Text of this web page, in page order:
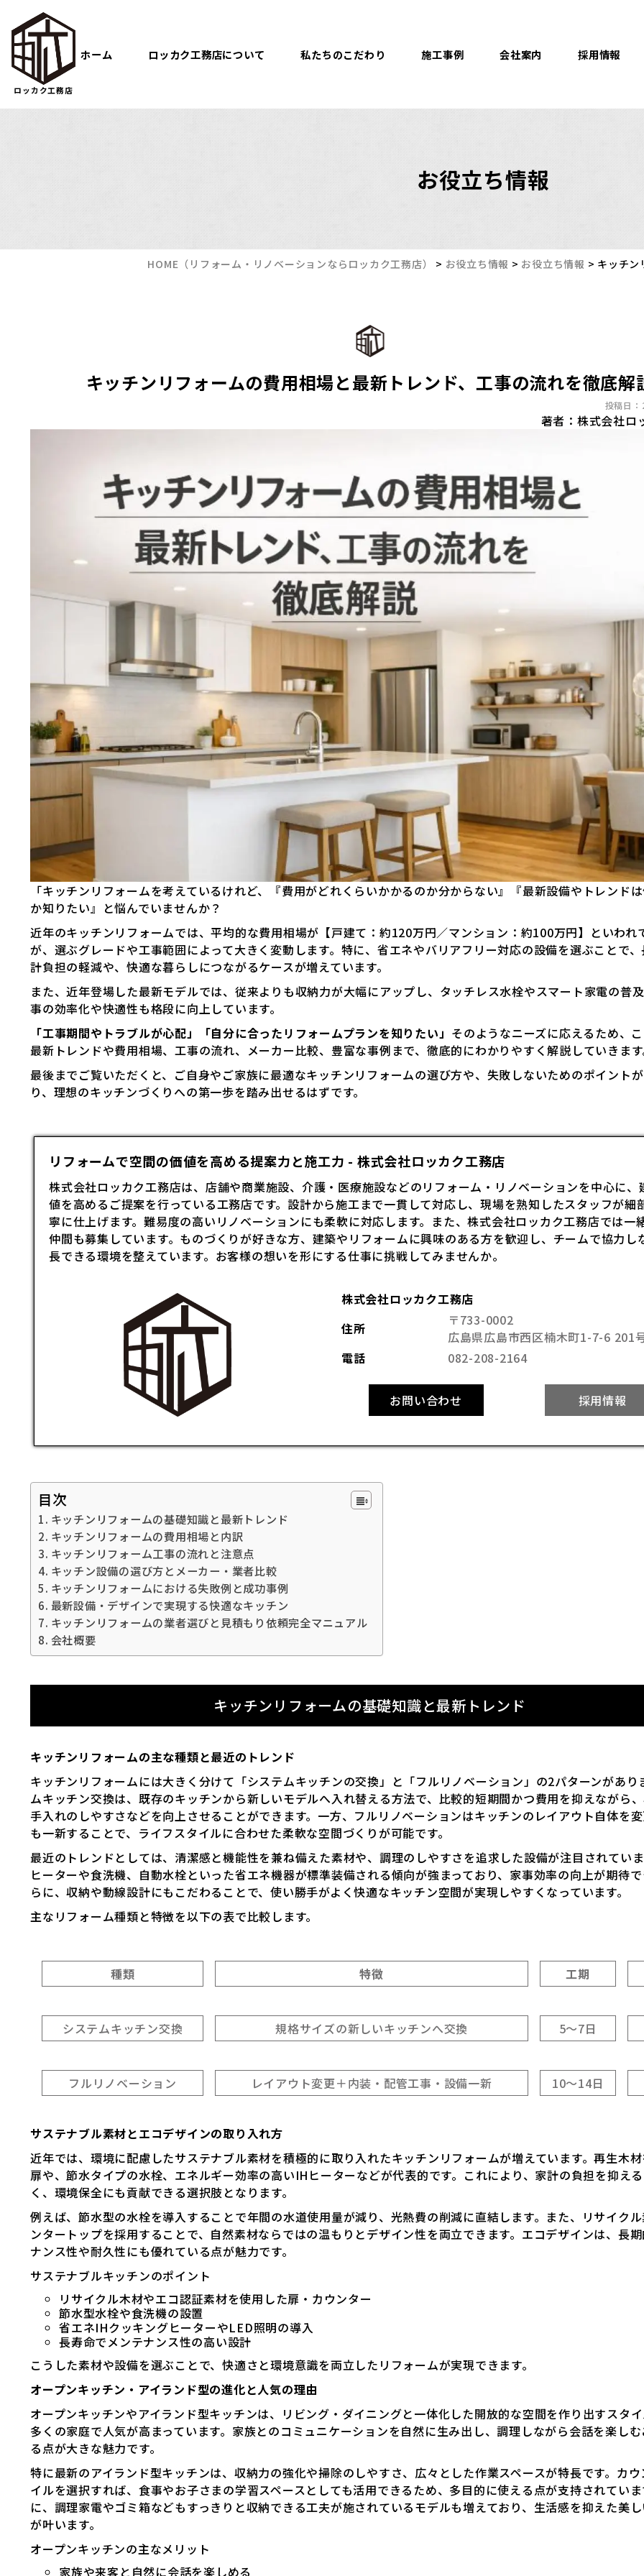
ロッカク工務店
ホーム ロッカク工務店について 私たちのこだわり 施工事例 会社案内 採用情報
お役立ち情報
HOME （リフォーム・リノベーションならロッカク工務店） > お役立ち情報 > お役立ち情報 > キッチン
キッチンリフォームの費用相場と最新トレンド、工事の流れを徹底解
投稿日
著者：株式会社ロ
「キッチンリフォームを考えているけれど、『費用がどれくらいかかるのか分からない』『最新設備やトレンド
か知りたい』と悩んでいませんか？
近年のキッチンリフォームでは、平均的な費用相場が【戸建て：約120万円／マンション：約100万円】といわれ
が、選ぶグレードや工事範囲によって大きく変動します。特に、省エネやバリアフリー対応の設備を選ぶことで
計負担の軽減や、快適な暮らしにつながるケースが増えています。
また、近年登場した最新モデルでは、従来よりも収納力が大幅にアップし、タッチレス水栓やスマート家電の普
事の効率化や快適性も格段に向上しています。
「工事期間やトラブルが心配」「自分に合ったリフォームプランを知りたい」 ――そのようなニーズに応えるため、
最新トレンドや費用相場、工事の流れ、メーカー比較、豊富な事例まで、徹底的にわかりやすく解説していきま
最後までご覧いただくと、ご自身やご家族に最適なキッチンリフォームの選び方や、失敗しないためのポイント
り、理想のキッチンづくりへの第一歩を踏み出せるはずです。
リフォームで空間の価値を高める提案力と施工力 - 株式会社ロッカク工務店
株式会社ロッカク工務店は、店舗や商業施設、介護・医療施設などのリフォーム ・リノベーションを中心に、
値を高めるご提案を行っている工務店です。設計から施工まで一貫して対応し、現場を熟知したスタッフが細
寧に仕上げます。難易度の高いリノベーションにも柔軟に対応します。また、株式会社ロッカク工務店では一
仲間も募集しています。ものづくりが好きな方、建築やリフォームに興味のある方を歓迎し、チームで協力し
長できる環境を整えています。お客様の想いを形にする仕事に挑戦してみませんか。
株式会社ロッカク工務店
住所
〒733-0002
広島県広島市西区楠木町1-7-6 201
電話
082-208-2164
お問い合わせ 採用情報
目次
キッチンリフォームの基礎知識と最新トレンド
キッチンリフォームの費用相場と内訳
キッチンリフォーム工事の流れと注意点
キッチン設備の選び方とメーカー・業者比較
キッチンリフォームにおける失敗例と成功事例
最新設備・デザインで実現する快適なキッチン
キッチンリフォームの業者選びと見積もり依頼完全マニュアル
会社概要
キッチンリフォームの基礎知識と最新トレンド
キッチンリフォームの主な種類と最近のトレンド
キッチンリフォームには大きく分けて「システムキッチンの交換」と「フルリノベーション」の2パターンがあり
ムキッチン交換は、既存のキッチンから新しいモデルへ入れ替える方法で、比較的短期間かつ費用を抑えながら
手入れのしやすさなどを向上させることができます。一方、フルリノベーションはキッチンのレイアウト自体を
も一新することで、ライフスタイルに合わせた柔軟な空間づくりが可能です。
最近のトレンドとしては、清潔感と機能性を兼ね備えた素材や、調理のしやすさを追求した設備が注目されてい
ヒーターや食洗機、自動水栓といった省エネ機器が標準装備される傾向が強まっており、家事効率の向上が期待
らに、収納や動線設計にもこだわることで、使い勝手がよく快適なキッチン空間が実現しやすくなっています。
主なリフォーム種類と特徴を以下の表で比較します。
種類 特徴 工期
システムキッチン交換 規格サイズの新しいキッチンへ交換 5～7日
フルリノベーション レイアウト変更＋内装・配管工事・設備一新 10～14日
サステナブル素材とエコデザインの取り入れ方
近年では、環境に配慮したサステナブル素材を積極的に取り入れたキッチンリフォームが増えています。再生木
扉や、節水タイプの水栓、エネルギー効率の高いIHヒーターなどが代表的です。これにより、家計の負担を抑え
く、環境保全にも貢献できる選択肢となります。
例えば、節水型の水栓を導入することで年間の水道使用量が減り、光熱費の削減に直結します。また、リサイク
ンタートップを採用することで、自然素材ならではの温もりとデザイン性を両立できます。エコデザインは、長
ナンス性や耐久性にも優れている点が魅力です。
サステナブルキッチンのポイント
リサイクル木材やエコ認証素材を使用した扉・カウンター
節水型水栓や食洗機の設置
省エネIHクッキングヒーターやLED照明の導入
長寿命でメンテナンス性の高い設計
こうした素材や設備を選ぶことで、快適さと環境意識を両立したリフォームが実現できます。
オープンキッチン・アイランド型の進化と人気の理由
オープンキッチンやアイランド型キッチンは、リビング・ダイニングと一体化した開放的な空間を作り出すスタ
多くの家庭で人気が高まっています。家族とのコミュニケーションを自然に生み出し、調理しながら会話を楽し
る点が大きな魅力です。
特に最新のアイランド型キッチンは、収納力の強化や掃除のしやすさ、広々とした作業スペースが特長です。カ
イルを選択すれば、食事やお子さまの学習スペースとしても活用できるため、多目的に使える点が支持されてい
に、調理家電やゴミ箱などもすっきりと収納できる工夫が施されているモデルも増えており、生活感を抑えた美
が叶います。
オープンキッチンの主なメリット
家族や来客と自然に会話を楽しめる